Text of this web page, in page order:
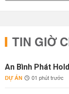
TIN GIỜ
An Bình Phát
DỰ ÁN 01 phút trước